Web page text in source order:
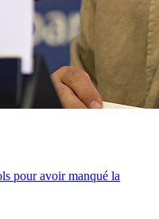
pour avoir manqué la